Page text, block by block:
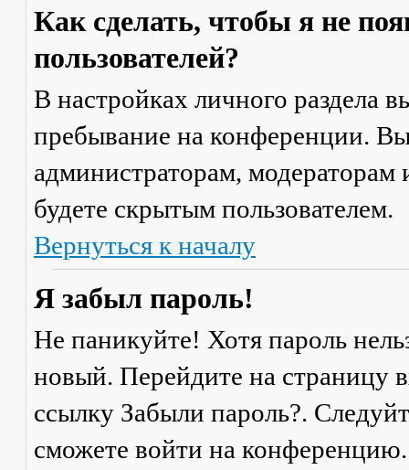
Как сделать, чтобы я не
пользователей?
В настройках личного раздела
пребывание на конференции.
администраторам,
будете скрытым пользователем.
Вернуться к началу
Я забыл пароль!
Не паникуйте! Хотя пароль
новый. Перейдите на страницу
ссылку Забыли пароль?.
сможете войти на конференцию.